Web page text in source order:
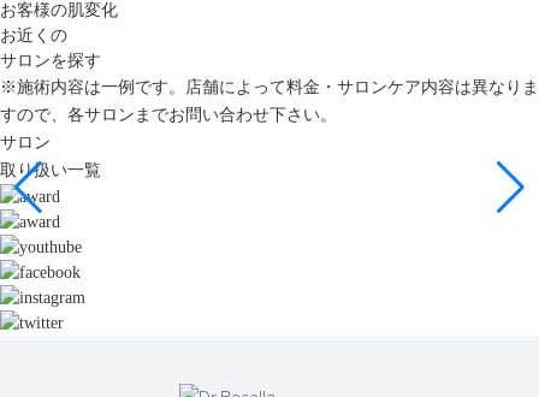
お客様の肌変化
お近くの
サロンを探す
※施術内容は一例です。店舗によって料金・サロンケア内容は異なりま
すので、各サロンまでお問い合わせ下さい。
サロン
取り扱い一覧